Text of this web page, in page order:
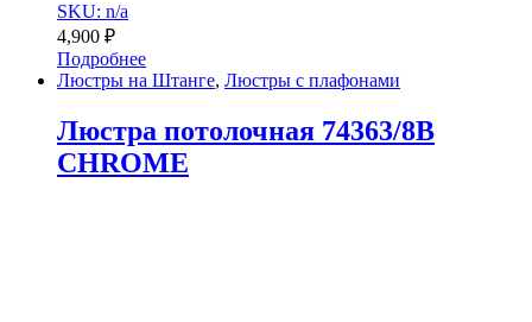
SKU: n/a
4,900 ₽
Подробнее
Люстры на Штанге, Люстры с плафонами
Люстра потолочная 74363/8B
CHROME